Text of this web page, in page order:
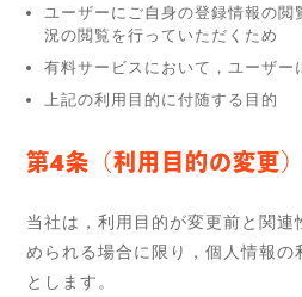
ユーザーにご自身の登録情報の閲
況の閲覧を行っていただくため
有料サービスにおいて，ユーザー
上記の利用目的に付随する目的
第4条（利用目的の変更）
当社は，利用目的が変更前と関
められる場合に限り，個人情報
とします。